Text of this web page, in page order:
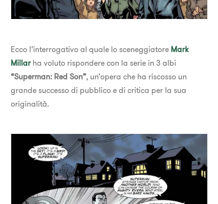
Ecco l’interrogativo al quale lo sceneggiatore Mark
Millar ha voluto rispondere con la serie in 3 albi
“Superman: Red Son”, un’opera che ha riscosso un
grande successo di pubblico e di critica per la sua
originalità.